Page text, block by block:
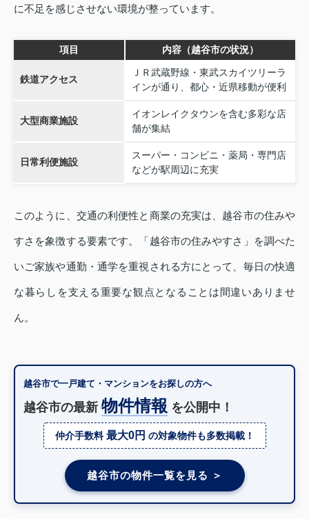
に不足を感じさせない環境が整っています。
項目 内容（越谷市の状況）
鉄道アクセス
ＪＲ武蔵野線・東武スカイツリーラ
インが通り、都心・近県移動が便利
大型商業施設
イオンレイクタウンを含む多彩な店
舗が集結
日常利便施設
スーパー・コンビニ・薬局・専門店
などが駅周辺に充実
このように、交通の利便性と商業の充実は、越谷市の住みや
すさを象徴する要素です。「越谷市の住みやすさ」を調べた
いご家族や通勤・通学を重視される方にとって、毎日の快適
な暮らしを支える重要な観点となることは間違いありませ
ん。
越谷市で一戸建て・マンションをお探しの方へ
越谷市の最新 物件情報 を公開中！
仲介手数料最大0円 の対象物件も多数掲載！
越谷市の物件一覧を見る ＞